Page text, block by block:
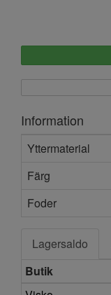
Information
Yttermaterial
Färg
Foder
Lagersaldo
Butik